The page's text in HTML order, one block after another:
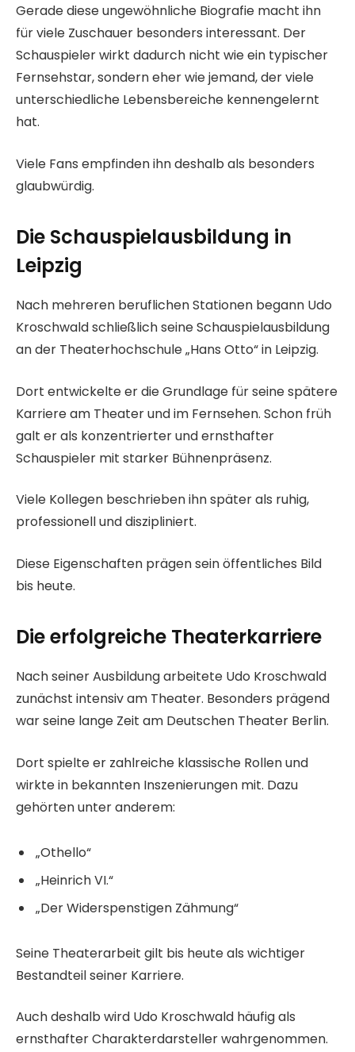
Gerade diese ungewöhnliche Biografie macht ihn
für viele Zuschauer besonders interessant. Der
Schauspieler wirkt dadurch nicht wie ein typischer
Fernsehstar, sondern eher wie jemand, der viele
unterschiedliche Lebensbereiche kennengelernt
hat.
Viele Fans empfinden ihn deshalb als besonders
glaubwürdig.
Die Schauspielausbildung in
Leipzig
Nach mehreren beruflichen Stationen begann Udo
Kroschwald schließlich seine Schauspielausbildung
an der Theaterhochschule „Hans Otto“ in Leipzig.
Dort entwickelte er die Grundlage für seine spätere
Karriere am Theater und im Fernsehen. Schon früh
galt er als konzentrierter und ernsthafter
Schauspieler mit starker Bühnenpräsenz.
Viele Kollegen beschrieben ihn später als ruhig,
professionell und diszipliniert.
Diese Eigenschaften prägen sein öffentliches Bild
bis heute.
Die erfolgreiche Theaterkarriere
Nach seiner Ausbildung arbeitete Udo Kroschwald
zunächst intensiv am Theater. Besonders prägend
war seine lange Zeit am Deutschen Theater Berlin.
Dort spielte er zahlreiche klassische Rollen und
wirkte in bekannten Inszenierungen mit. Dazu
gehörten unter anderem:
„Othello“
„Heinrich VI.“
„Der Widerspenstigen Zähmung“
Seine Theaterarbeit gilt bis heute als wichtiger
Bestandteil seiner Karriere.
Auch deshalb wird Udo Kroschwald häufig als
ernsthafter Charakterdarsteller wahrgenommen.